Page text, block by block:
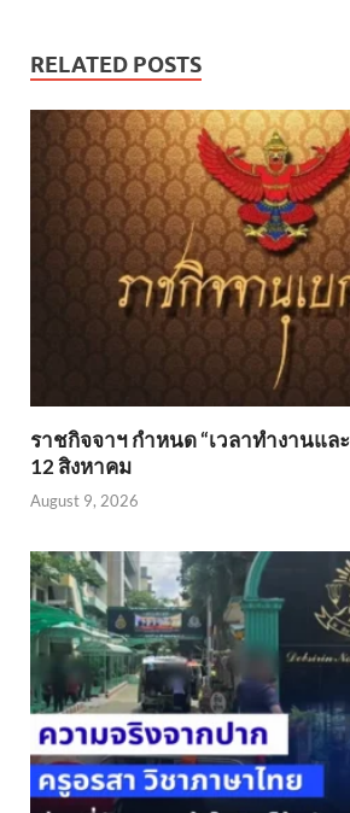
RELATED POSTS
ราชกิจจาฯ กำหนด “เวลาทำงานแล
12 สิงหาคม
August 9, 2026